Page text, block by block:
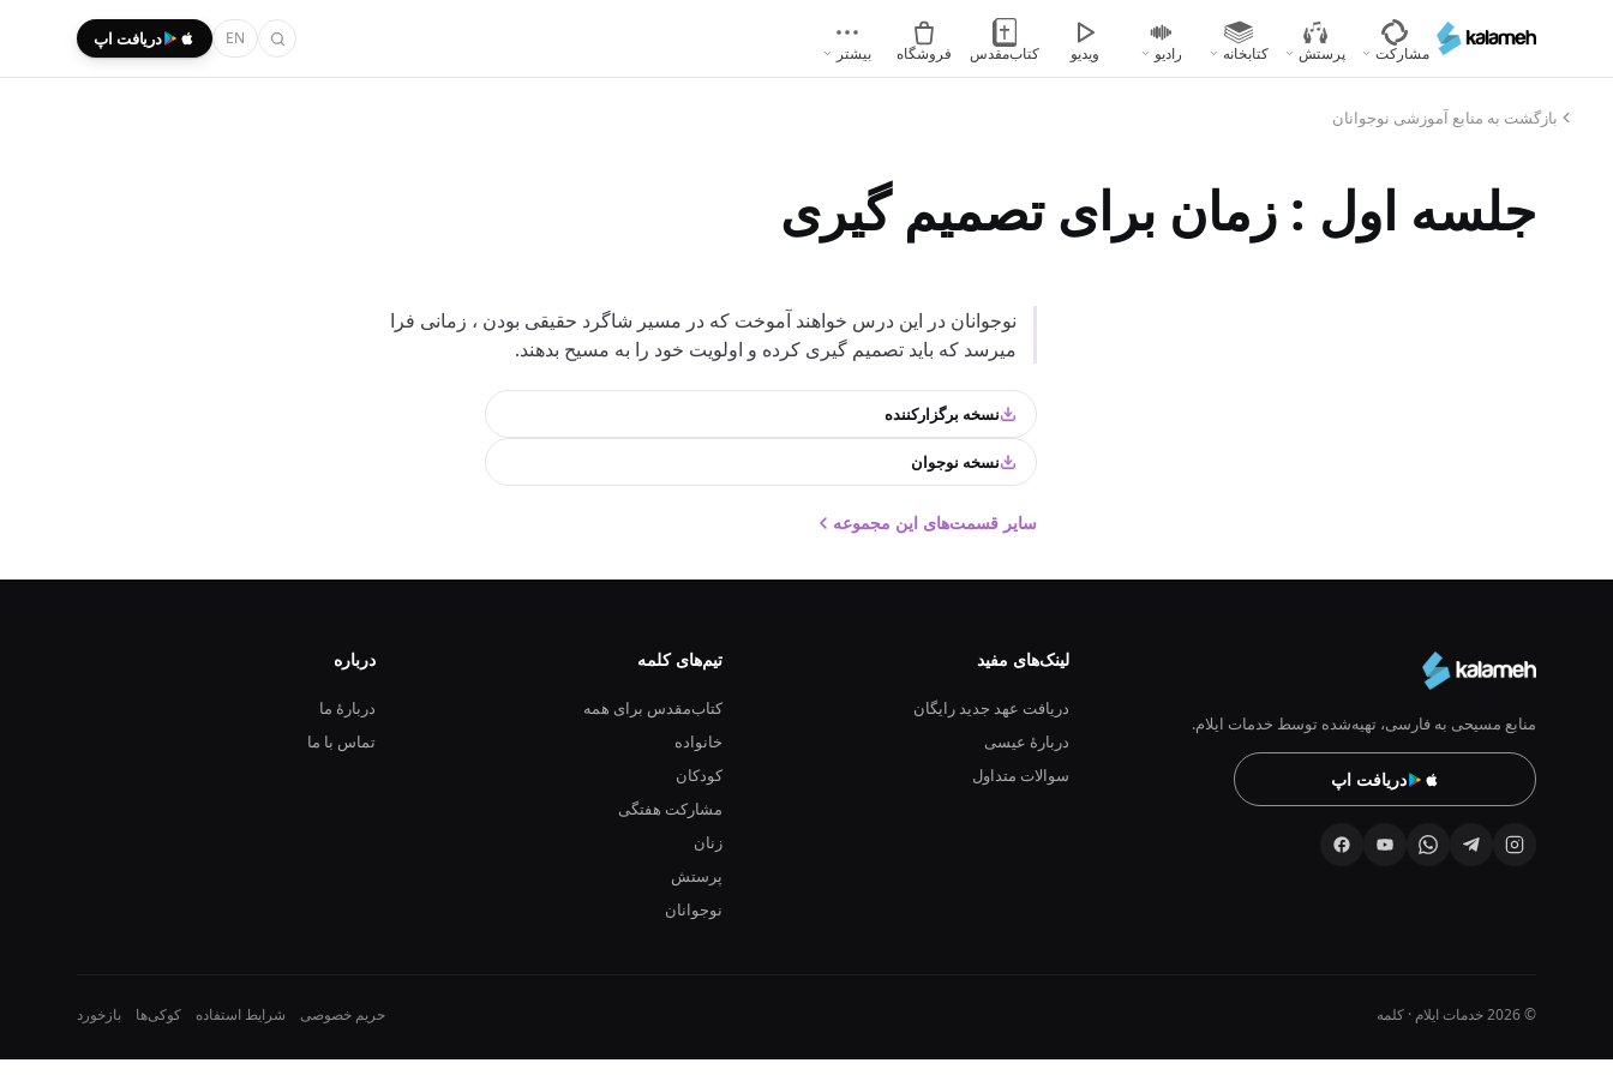
محتوای
مشارکت پرستش کتابخانه رادیو ویدیو کتاب‌مقدس فروشگاه بیشتر
EN دریافت اپ
بازگشت به منابع آموزشی نوجوانان
جلسه اول : زمان برای تصميم گیری
نوجوانان در این درس خواهند آموخت که در مسیر شاگرد حقیقی بودن ، زمانی فرا
میرسد که باید تصمیم گیری کرده و اولویت خود را به مسیح بدهند.
نسخه برگزارکننده
نسخه نوجوان
سایر قسمت‌های این مجموعه
منابع مسیحی به فارسی، تهیه‌شده توسط خدمات ایلام.
دریافت اپ
لینک‌های مفید
دریافت عهد جدید رایگان
دربارهٔ عیسی
سوالات متداول
تیم‌های کلمه
کتاب‌مقدس برای همه
خانواده
کودکان
مشارکت هفتگی
زنان
پرستش
نوجوانان
درباره
دربارهٔ ما
تماس با ما
© 2026 خدمات ایلام · کلمه حریم خصوصی شرایط استفاده کوکی‌ها بازخورد